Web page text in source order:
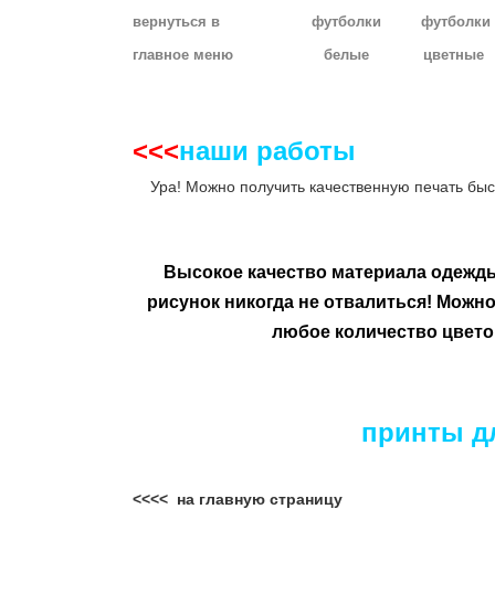
вернуться в
главное меню
футболки
белые
футболки
цветные
<<<наши работы
Ура! Можно получить качественную печать
Высокое качество материала
рисунок никогда не отвалиться!
любое количество
принты
<<<< на главную страницу